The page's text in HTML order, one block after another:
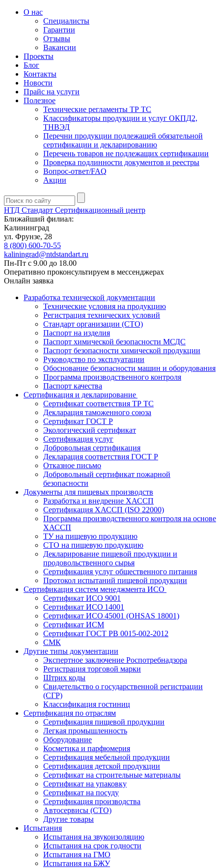
О нас
Специалисты
Гарантии
Отзывы
Вакансии
Проекты
Блог
Контакты
Новости
Прайс на услуги
Полезное
Технические регламенты ТР ТС
Классификаторы продукции и услуг ОКПД2,
ТНВЭД
Перечни продукции подлежащей обязательной
сертификации и декларированию
Перечень товаров не подлежащих сертификации
Проверка подлинности документов и реестры
Вопрос-ответ/FAQ
Акции
НТД Стандарт Сертификационный центр
Ближайший филиал:
Калининград
ул. Фрунзе, 28
8 (800) 600-70-55
kaliningrad@ntdstandart.ru
Пн-Пт с 9.00 до 18.00
Оперативно проконсультируем в мессенджерах
Онлайн заявка
Разработка технической документации
Технические условия на продукцию
Регистрация технических условий
Стандарт организации (СТО)
Паспорт на изделия
Паспорт химической безопасности МСДС
Паспорт безопасности химической продукции
Руководство по эксплуатации
Обоснование безопасности машин и оборудования
Программа производственного контроля
Паспорт качества
Сертификация и декларирование
Сертификат соответствия ТР ТС
Декларация таможенного союза
Сертификат ГОСТ Р
Экологический сертификат
Сертификация услуг
Добровольная сертификация
Декларация соответствия ГОСТ Р
Отказное письмо
Добровольный сертификат пожарной
безопасности
Документы для пищевых производств
Разработка и внедрение ХАССП
Сертификация ХАССП (ISO 22000)
Программа производственного контроля на основе
ХАССП
ТУ на пищевую продукцию
СТО на пищевую продукцию
Декларирование пищевой продукции и
продовольственного сырья
Сертификация услуг общественного питания
Протокол испытаний пищевой продукции
Сертификация систем менеджмента ИСО
Сертификат ИСО 9001
Сертификат ИСО 14001
Сертификат ИСО 45001 (OHSAS 18001)
Сертификат ИСМ
Сертификат ГОСТ РВ 0015-002-2012
СМК
Другие типы документации
Экспертное заключение Роспотребнадзора
Регистрация торговой марки
Штрих коды
Свидетельство о государственной регистрации
(СГР)
Классификация гостиниц
Сертификация по отраслям
Сертификация пищевой продукции
Легкая промышленность
Оборудование
Косметика и парфюмерия
Сертификация мебельной продукции
Сертификация детской продукции
Сертификат на строительные материалы
Сертификат на упаковку
Сертификат на посуду
Сертификация производства
Автосервисы (СТО)
Другие товары
Испытания
Испытания на звукоизоляцию
Испытания на срок годности
Испытания на ГМО
Испытания на БЖУ